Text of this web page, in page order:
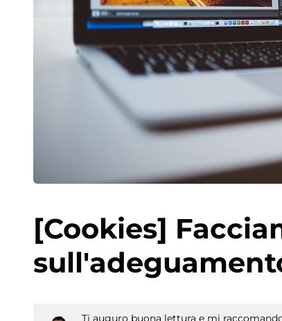
[Cookies]
Ti auguro buona lettura e mi